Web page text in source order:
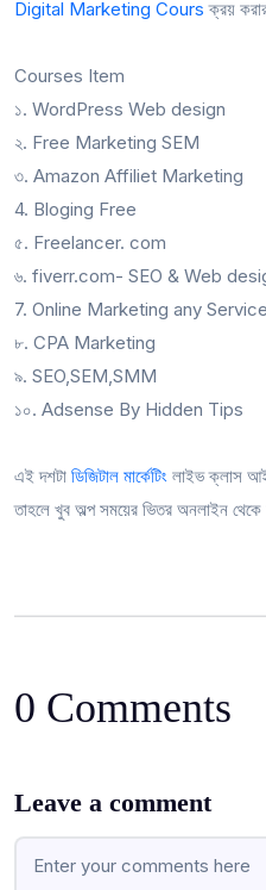
Digital Marketing Cours ক্রয়
Courses Item
১. WordPress Web design
২. Free Marketing SEM
৩. Amazon Affiliet Marketing
4. Bloging Free
৫. Freelancer. com
৬. fiverr.com- SEO & Web
7. Online Marketing any Service
৮. CPA Marketing
৯. SEO,SEM,SMM
১০. Adsense By Hidden Tips
এই দশটা ডিজিটাল মার্কেটিং লাইভ ক্লাস
তাহলে খুব অল্প সময়ের ভিতর অনলাইন
0 Comments
Leave a comment